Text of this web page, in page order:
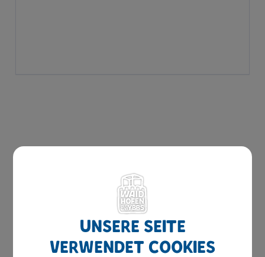
Herzlich willkommen
Waidhofen hilft
Unsere Seite
verwendet Cookies